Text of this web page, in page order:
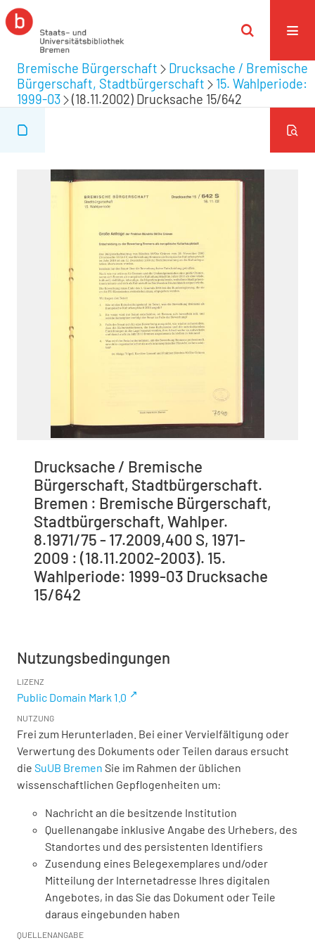
Bremische Bürgerschaft
Drucksache / Bremische
Bürgerschaft, Stadtbürgerschaft
15. Wahlperiode:
1999-03
(18.11.2002) Drucksache 15/642
Drucksache / Bremische
Bürgerschaft, Stadtbürgerschaft.
Bremen : Bremische Bürgerschaft,
Stadtbürgerschaft, Wahlper.
8.1971/75 - 17.2009,400 S, 1971-
2009 : (18.11.2002-2003). 15.
Wahlperiode: 1999-03 Drucksache
15/642
Nutzungsbedingungen
LIZENZ
Public Domain Mark 1.0
NUTZUNG
Frei zum Herunterladen. Bei einer Vervielfältigung oder
Verwertung des Dokuments oder Teilen daraus ersucht
die SuUB Bremen Sie im Rahmen der üblichen
wissenschaftlichen Gepflogenheiten um:
Nachricht an die besitzende Institution
Quellenangabe inklusive Angabe des Urhebers, des
Standortes und des persistenten Identifiers
Zusendung eines Belegexemplares und/oder
Mitteilung der Internetadresse Ihres digitalen
Angebotes, in das Sie das Dokument oder Teile
daraus eingebunden haben
QUELLENANGABE